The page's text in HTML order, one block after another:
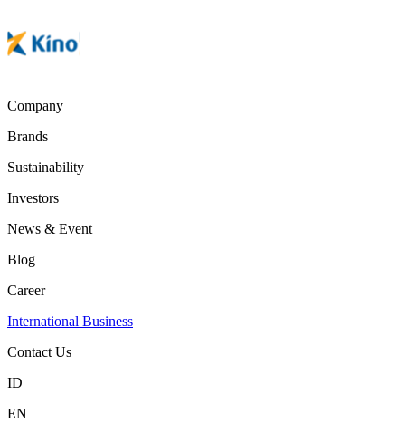
Company
Brands
Sustainability
Investors
News & Event
Blog
Career
International Business
Contact Us
ID
EN